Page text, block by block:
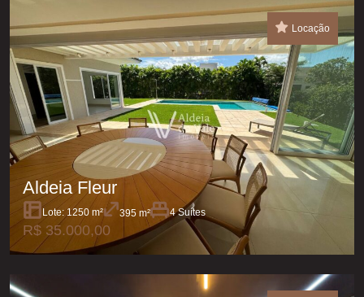
Locação
Aldeia Fleur
Lote: 1250 m² 395 m² 4 Suítes
R$ 35.000,00